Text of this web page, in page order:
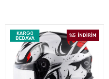
KARGO
BEDAVA
%5 İNDİRİM